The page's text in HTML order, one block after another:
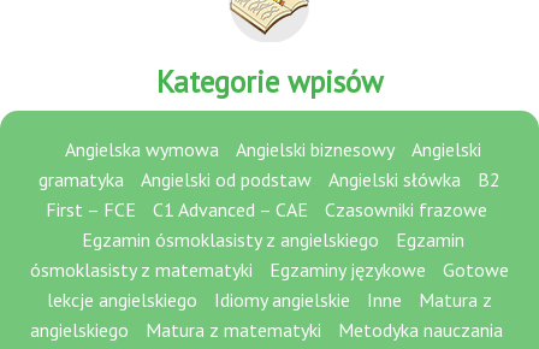
Kategorie wpisów
Angielska wymowa Angielski biznesowy
Angielski
gramatyka
Angielski od podstaw Angielski słówka
B2
First – FCE
C1 Advanced – CAE
Czasowniki frazowe
Egzamin ósmoklasisty z angielskiego
Egzamin
ósmoklasisty z matematyki
Egzaminy językowe
Gotowe
lekcje angielskiego
Idiomy angielskie Inne
Matura z
angielskiego
Matura z matematyki
Metodyka nauczania